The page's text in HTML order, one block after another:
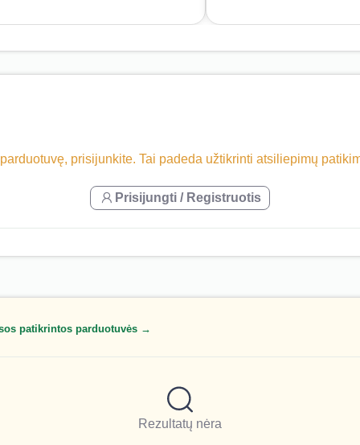
prisijunkite. Tai padeda užtikrinti atsiliepimų
Prisijungti / Registruotis
patikrintos parduotuvės →
Rezultatų nėra